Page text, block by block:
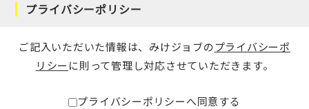
プライバシーポリシー
ご記入いただいた情報は、みけジョブのプライバシーポ
リシー に則って管理し対応させていただきます。
プライバシーポリシーへ同意する